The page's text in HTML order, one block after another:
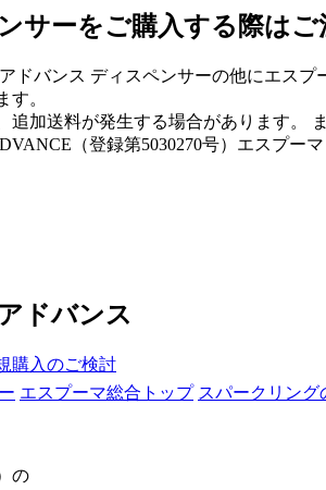
サーをご購入する際はご
ドバンス ディスペンサーの他にエス
す。
加送料が発生する場合があります。
（登録第5030270号） エスプーマ
ドバンス
購入のご検討
エスプーマ総合トップ スパークリング
の